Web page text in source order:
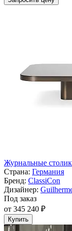
Журнальные
Страна: Германия
Бренд: ClassiСon
Дизайнер:
Под заказ
от 345 240 ₽
Купить